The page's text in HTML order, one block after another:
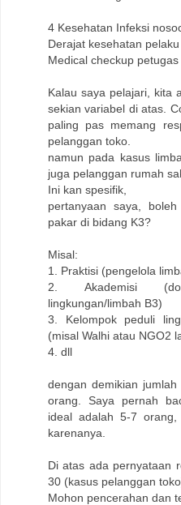
4 Kesehatan Infeksi
Derajat kesehatan
Medical checkup petugas
Kalau saya pelajari, kita
sekian variabel di atas.
paling pas memang
pelanggan toko.
namun pada kasus
juga pelanggan rumah
Ini kan spesifik,
pertanyaan saya,
pakar di bidang K3?
Misal:
1. Praktisi (pengelola
2. Akademisi
lingkungan/limbah B3)
3. Kelompok peduli
(misal Walhi atau NGO2
4. dll
dengan demikian
orang. Saya pernah
ideal adalah 5-7
karenanya.
Di atas ada pernyataan
30 (kasus pelanggan
Mohon pencerahan dan